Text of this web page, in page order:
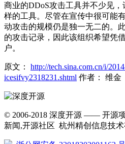
商业的DDoS攻击工具并不少见
样的工具。尽管在宣传中很可能
动攻击的规模仍是独一无二的。
的攻击记录，因此该组织希望凭
户。
原文： http://tech.sina.com.cn/i/
icesifvy2318231.shtml 作者： 维金
© 2006-2018 深度开源 —— 开源
新闻,开源社区 杭州精创信息技